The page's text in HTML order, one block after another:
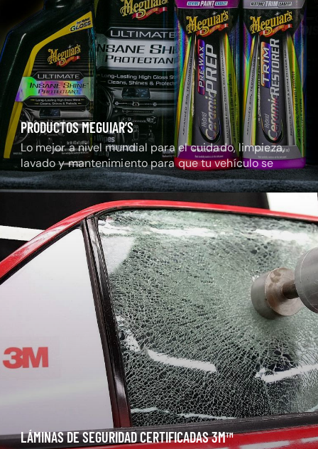
PRODUCTOS MEGUIAR’S
Lo mejor a nivel mundial para el cuidado, limpieza,
lavado y mantenimiento para que tu vehículo se
mantenga radiante.
LÁMINAS DE SEGURIDAD CERTIFICADAS 3M™